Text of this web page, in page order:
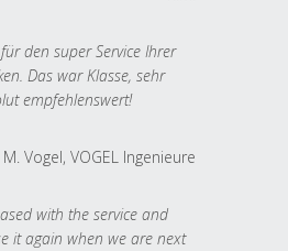
den super Service Ihrer
Das war Klasse, sehr
empfehlenswert!
M. Vogel, VOGEL Ingenieure
with the service and
it again when we are next